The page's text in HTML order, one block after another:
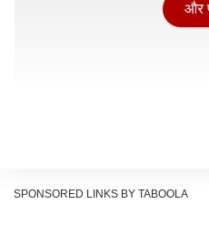
और
SPONSORED LINKS BY TABOOLA